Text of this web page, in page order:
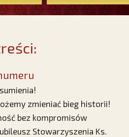
zmieniać bieg historii!
bez kompromisów
Stowarzyszenia Ks.